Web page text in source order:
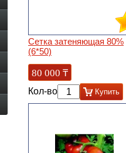
Сетка затеняющая 80%
(6*50)
80 000 ₸
Кол-во Купить